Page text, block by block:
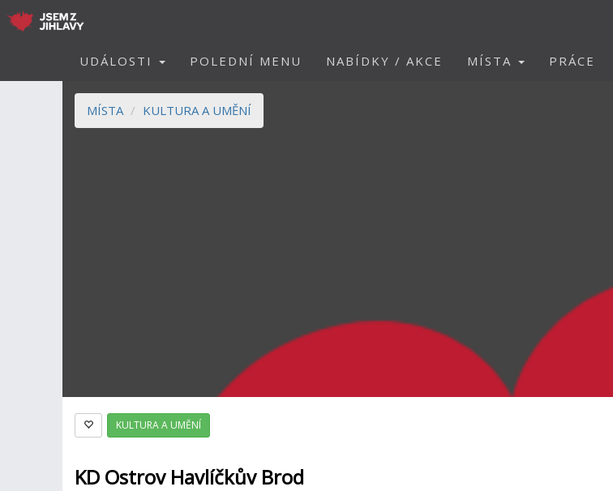
UDÁLOSTI POLEDNÍ MENU NABÍDKY / AKCE MÍSTA PRÁCE
MÍSTA KULTURA A UMĚNÍ
KULTURA A UMĚNÍ
KD Ostrov Havlíčkův Brod